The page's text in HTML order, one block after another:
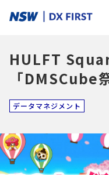
HULFT
「DMSCube
データマネジメント